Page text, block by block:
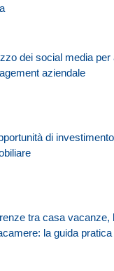
dei social media
aziendale
di
tra casa vacanze,
la guida pratica